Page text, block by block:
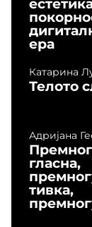
ера
Катарина
Телото
Адријана
гласна,
тивка,